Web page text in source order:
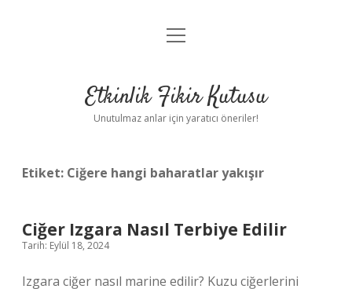
Anasayfa
Yasal Uyarı
menüyü
Etkinlik Fikir Kutusu
Unutulmaz anlar için yaratıcı öneriler!
Etiket: Ciğere hangi baharatlar yakışır
Ciğer Izgara Nasıl Terbiye Edilir
Tarih: Eylül 18, 2024
Izgara ciğer nasıl marine edilir? Kuzu ciğerlerini